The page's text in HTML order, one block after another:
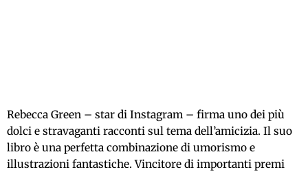
Rebecca Green – star di Instagram – firma uno dei più
dolci e stravaganti racconti sul tema dell’amicizia. Il suo
libro è una perfetta combinazione di umorismo e
illustrazioni fantastiche. Vincitore di importanti premi